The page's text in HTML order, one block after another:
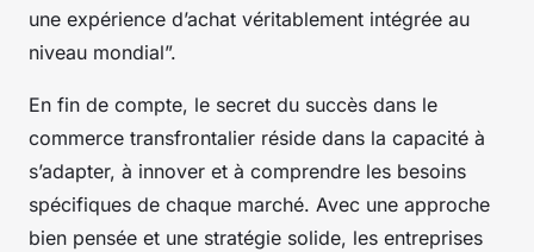
une expérience d’achat véritablement intégrée au
niveau mondial”.
En fin de compte, le secret du succès dans le
commerce transfrontalier réside dans la capacité à
s’adapter, à innover et à comprendre les besoins
spécifiques de chaque marché. Avec une approche
bien pensée et une stratégie solide, les entreprises